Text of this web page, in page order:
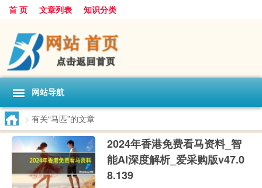
首 页 文章列表 知识分类
网站导航
> 有关“马匹”的文章
2024年香港免费看马资料_智
能AI深度解析_爱采购版v47.0
8.139